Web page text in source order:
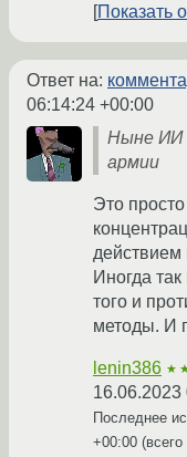
Показать
Ответ на:
06:14:24 +00:00
Ныне ИИ
армии
Это
действием
Иногда
того и
методы. И
lenin386
16.06.2023
Последнее
+00:00 (всего